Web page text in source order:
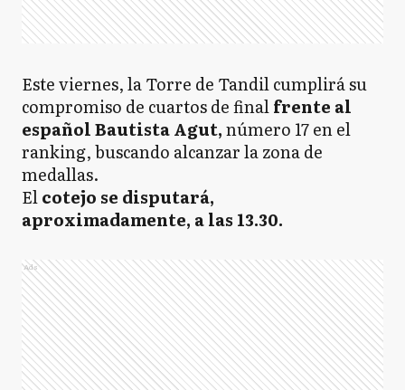
Este viernes, la Torre de Tandil cumplirá su
compromiso de cuartos de finalfrente al
español Bautista Agut,número 17 en el
ranking, buscando alcanzar la zona de
medallas.
Elcotejo se disputará,
aproximadamente, a las 13.30.
Ads